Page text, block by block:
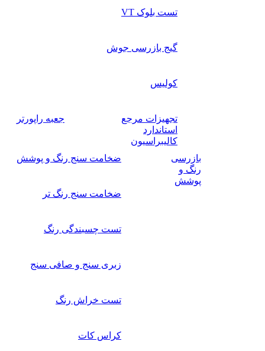
تست بلوک VT
گیج بازرسی جوش
کولیس
تجهیزات مرجع
استاندارد
کالیبراسیون
جعبه راپورتر
بازرسی
رنگ و
پوشش
ضخامت سنج رنگ و پوشش
ضخامت سنج رنگ تر
تست چسبندگی رنگ
زبری سنج و صافی سنج
تست خراش رنگ
کراس کات